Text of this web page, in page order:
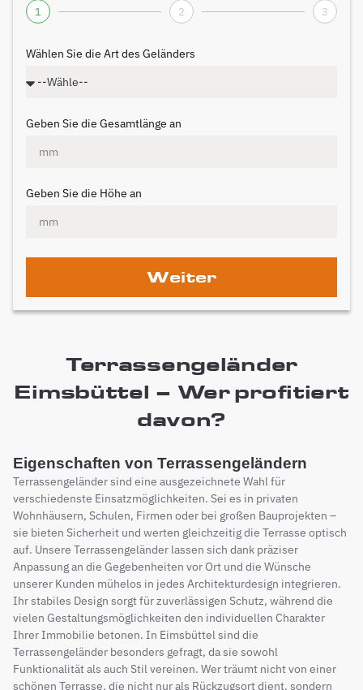
1 2 3
Wählen Sie die Art des Geländers
Geben Sie die Gesamtlänge an
Geben Sie die Höhe an
Weiter
Terrassengeländer
Eimsbüttel – Wer profitiert
davon?
Eigenschaften von Terrassengeländern
Terrassengeländer sind eine ausgezeichnete Wahl für
verschiedenste Einsatzmöglichkeiten. Sei es in privaten
Wohnhäusern, Schulen, Firmen oder bei großen Bauprojekten –
sie bieten Sicherheit und werten gleichzeitig die Terrasse optisch
auf. Unsere Terrassengeländer lassen sich dank präziser
Anpassung an die Gegebenheiten vor Ort und die Wünsche
unserer Kunden mühelos in jedes Architekturdesign integrieren.
Ihr stabiles Design sorgt für zuverlässigen Schutz, während die
vielen Gestaltungsmöglichkeiten den individuellen Charakter
Ihrer Immobilie betonen. In Eimsbüttel sind die
Terrassengeländer besonders gefragt, da sie sowohl
Funktionalität als auch Stil vereinen. Wer träumt nicht von einer
schönen Terrasse, die nicht nur als Rückzugsort dient, sondern